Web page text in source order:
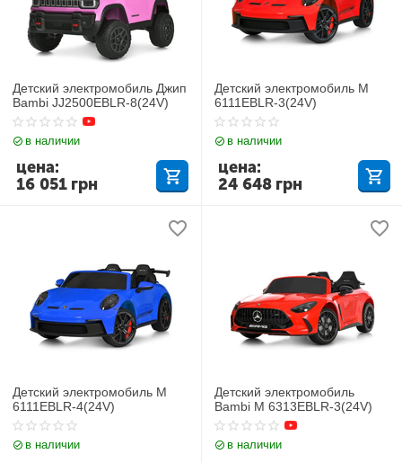
Детский электромобиль Джип
Bambi JJ2500EBLR-8(24V)
в наличии
16 051 грн
цена:
Детский электромобиль M
6111EBLR-3(24V)
в наличии
24 648 грн
цена:
Детский электромобиль M
6111EBLR-4(24V)
в наличии
Детский электромобиль
Bambi M 6313EBLR-3(24V)
в наличии